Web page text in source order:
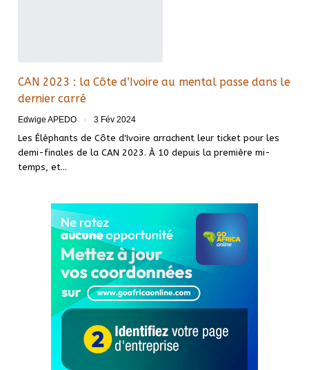
CAN 2023 : la Côte d’Ivoire au mental passe dans le
dernier carré
Edwige APEDO 3 Fév 2024
Les Éléphants de Côte d'Ivoire arrachent leur ticket pour les
demi-finales de la CAN 2023. À 10 depuis la première mi-
temps, et…